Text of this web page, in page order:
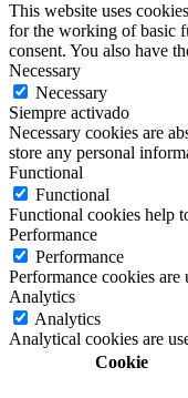
This website uses
for the working of basic
consent. You also have
Necessary
Necessary
Siempre activado
Necessary cookies are
store any personal
Functional
Functional
Functional cookies help
Performance
Performance
Performance cookies
Analytics
Analytics
Analytical cookies are
Cookie